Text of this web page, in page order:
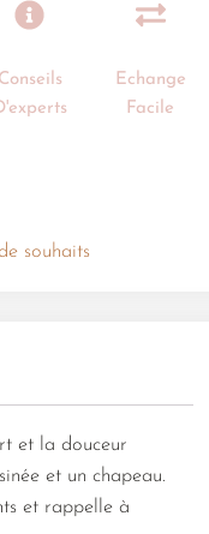
Conseils
Echange
Facile
souhaits
et la douceur
et un chapeau.
et rappelle à